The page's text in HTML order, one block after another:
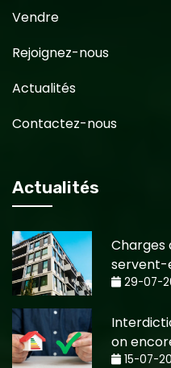
Vendre
Rejoignez-nous
Actualités
Contactez-nous
Actualités
Charges
servent-
29-07-
on
15-07-